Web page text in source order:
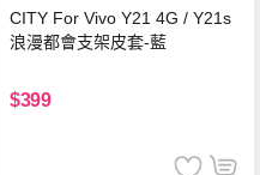
CITY For Vivo Y21 4G / Y21s
浪漫都會支架皮套-藍
$399